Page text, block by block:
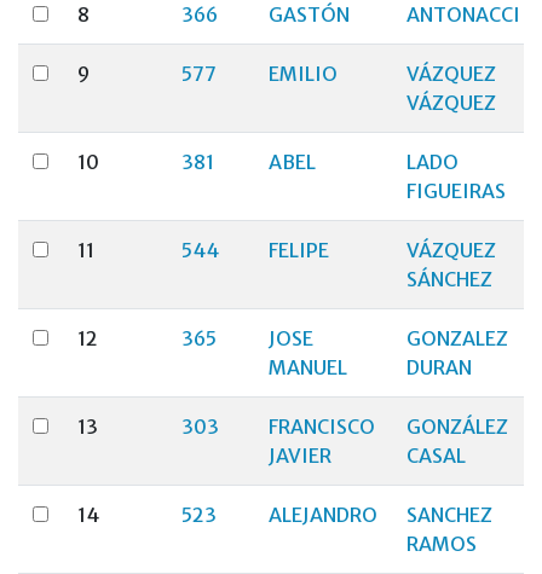
8 366 GASTÓN ANTONACCI
9 577 EMILIO
VÁZQUEZ
VÁZQUEZ
10 381 ABEL
LADO
FIGUEIRAS
11 544 FELIPE
VÁZQUEZ
SÁNCHEZ
12 365
JOSE
MANUEL
GONZALEZ
DURAN
13 303
FRANCISCO
JAVIER
GONZÁLEZ
CASAL
14 523 ALEJANDRO
SANCHEZ
RAMOS